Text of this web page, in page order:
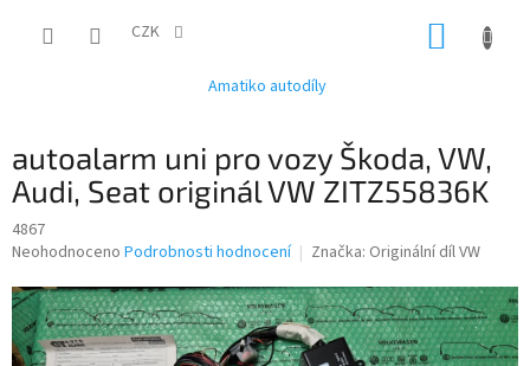
CZK
Amatiko autodíly
autoalarm uni pro vozy Škoda, VW,
Audi, Seat originál VW ZITZ55836K
4867
Průměrné
produktu
je
0,0
Neohodnoceno Podrobnosti hodnocení Značka: Originální díl VW